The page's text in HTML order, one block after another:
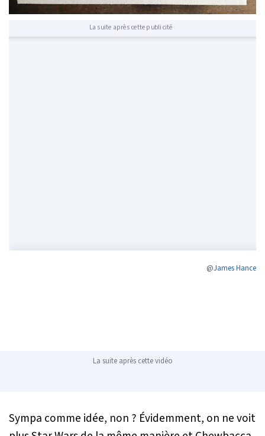
La suite après cette publicité
@James Hance
La suite après cette vidéo
Sympa comme idée, non ? Évidemment, on ne voit